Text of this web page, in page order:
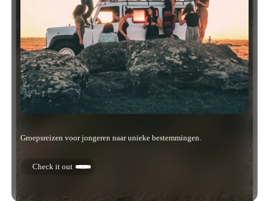
Groepsreizen voor jongeren naar unieke bestemmingen.
Check it out